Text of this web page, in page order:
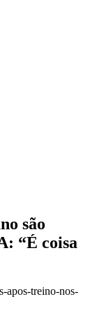
são
“É coisa